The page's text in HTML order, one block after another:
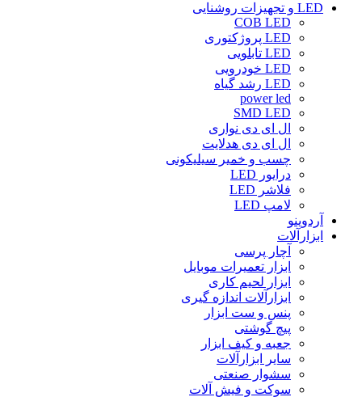
LED و تجهیزات روشنایی
COB LED
LED پروژکتوری
LED تابلویی
LED خودرویی
LED رشد گیاه
power led
SMD LED
ال ای دی نواری
ال ای دی هدلایت
چسب و خمیر سیلیکونی
درایور LED
فلاشر LED
لامپ LED
آردوینو
ابزارآلات
آچار پرسی
ابزار تعمیرات موبایل
ابزار لحیم کاری
ابزارآلات اندازه گیری
پنس و ست ابزار
پیچ گوشتی
جعبه و کیف ابزار
سایر ابزارآلات
سشوار صنعتی
سوکت و فیش آلات